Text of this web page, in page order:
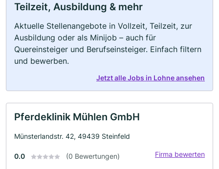
Teilzeit, Ausbildung & mehr
Aktuelle Stellenangebote in Vollzeit, Teilzeit, zur
Ausbildung oder als Minijob – auch für
Quereinsteiger und Berufseinsteiger. Einfach filtern
und bewerben.
Jetzt alle Jobs in Lohne ansehen
Pferdeklinik Mühlen GmbH
Münsterlandstr. 42, 49439 Steinfeld
0.0 (0 Bewertungen) Firma bewerten